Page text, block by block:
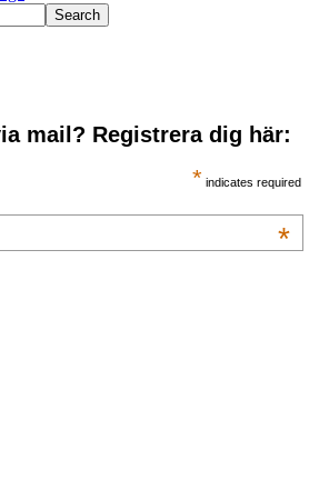
mail? Registrera dig här:
* indicates required
*